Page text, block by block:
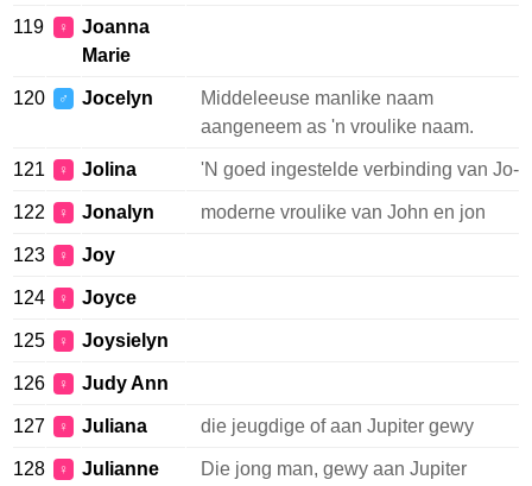
119 ♀
Joanna
Marie
120 ♂ Jocelyn
Middeleeuse manlike naam
aangeneem as 'n vroulike naam.
121 ♀ Jolina 'N goed ingestelde verbinding van Jo-
122 ♀ Jonalyn moderne vroulike van John en jon
123 ♀ Joy
124 ♀ Joyce
125 ♀ Joysielyn
126 ♀ Judy Ann
127 ♀ Juliana die jeugdige of aan Jupiter gewy
128 ♀ Julianne Die jong man, gewy aan Jupiter